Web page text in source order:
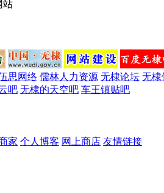
站
思网络 儒林人力资源 无棣论坛 无棣
吧 无棣的天空吧 车王镇贴吧
家 个人博客 网上商店 友情链接